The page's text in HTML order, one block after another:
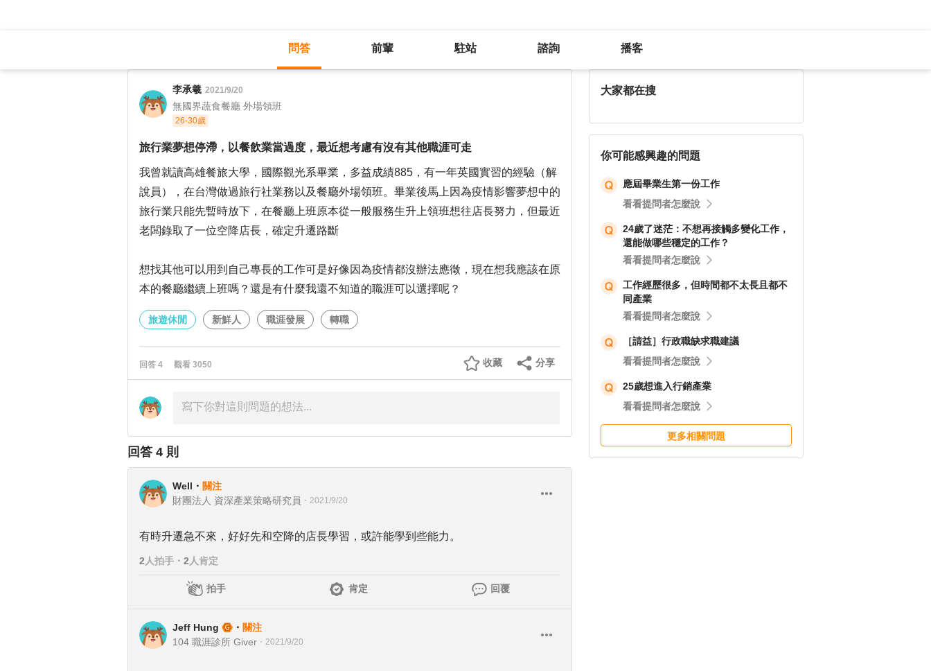
問答 前輩 駐站 諮詢 播客
李承羲 2021/9/20
無國界蔬食餐廳 外場領班
26-30歲
旅行業夢想停滯，以餐飲業當過度，最近想考慮有沒有其他職涯可走
我曾就讀高雄餐旅大學，國際觀光系畢業，多益成績885，有一年英國實習的經驗（解
說員），在台灣做過旅行社業務以及餐廳外場領班。畢業後馬上因為疫情影響夢想中的
旅行業只能先暫時放下，在餐廳上班原本從一般服務生升上領班想往店長努力，但最近
老闆錄取了一位空降店長，確定升遷路斷
想找其他可以用到自己專長的工作可是好像因為疫情都沒辦法應徵，現在想我應該在原
本的餐廳繼續上班嗎？還是有什麼我還不知道的職涯可以選擇呢？
旅遊休閒 新鮮人 職涯發展 轉職
回答 4 觀看 3050 分享
收藏
回答 4 則
Well ・ 關注
財團法人 資深產業策略研究員 ・ 2021/9/20
有時升遷急不來，好好先和空降的店長學習，或許能學到些能力。
2 人拍手 ・ 2 人肯定
拍手 肯定 回覆
Jeff Hung ・ 關注
104 職涯診所 Giver ・ 2021/9/20
大家都在搜
你可能感興趣的問題
應屆畢業生第一份工作
看看提問者怎麼說
24歲了迷茫：不想再接觸多變化工作，
還能做哪些穩定的工作？
看看提問者怎麼說
工作經歷很多，但時間都不太長且都不
同產業
看看提問者怎麼說
［請益］行政職缺求職建議
看看提問者怎麼說
25歲想進入行銷產業
看看提問者怎麼說
更多相關問題